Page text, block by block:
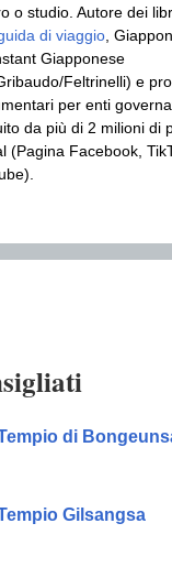
di
Gilsangsa
o studio. Autore dei
di viaggio ,
Giapponese
Feltrinelli) e
per enti
da più di 2 milioni di
(Pagina Facebook,